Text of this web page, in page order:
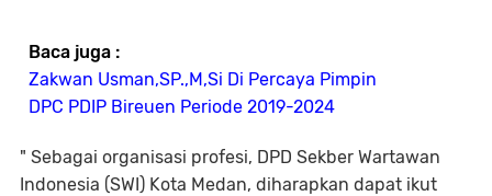
Baca juga :
Zakwan Usman,SP.,M,Si Di Percaya Pimpin
DPC PDIP Bireuen Periode 2019-2024
" Sebagai organisasi profesi, DPD Sekber Wartawan
Indonesia (SWI) Kota Medan, diharapkan dapat ikut